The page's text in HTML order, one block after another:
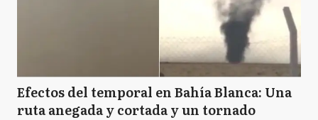
Efectos del temporal en Bahía Blanca: Una
ruta anegada y cortada y un tornado